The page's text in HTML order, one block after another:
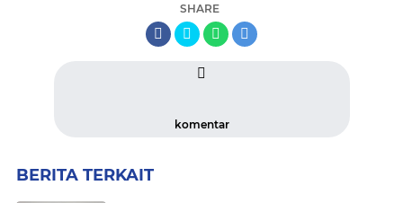
SHARE
komentar
BERITA TERKAIT